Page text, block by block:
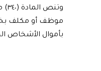
موظف أو مكلف
بأموال الأشخاص